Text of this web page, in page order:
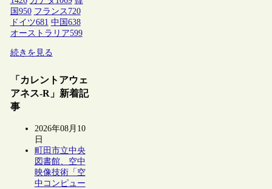
国 950 フランス 720
ドイツ681 中国 638
オーストラリア599
続きを見る
「カレントアウェ
アネス-R」新着記
事
2026年08月10
日
町田市立中央
図書館、空中
映像技術「空
中コンピュー